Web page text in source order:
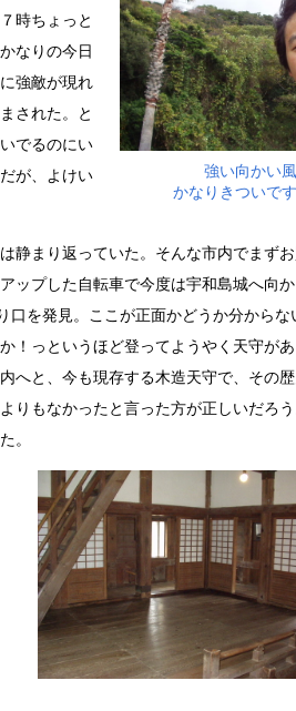
強い向かい風
かなりきついで
時ちょっと
なりの今日
強敵が現れ
された。と
でるのにい
が、よけい
まり返っていた。そんな市内でまずお
ップした自転車で今度は宇和島城へ向
口を発見。ここが正面かどうか分からな
！っというほど登ってようやく天守が
へと、今も現存する木造天守で、その
りもなかったと言った方が正しいだろ
。